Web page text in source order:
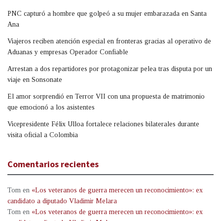
PNC capturó a hombre que golpeó a su mujer embarazada en Santa
Ana
Viajeros reciben atención especial en fronteras gracias al operativo de
Aduanas y empresas Operador Confiable
Arrestan a dos repartidores por protagonizar pelea tras disputa por un
viaje en Sonsonate
El amor sorprendió en Terror VII con una propuesta de matrimonio
que emocionó a los asistentes
Vicepresidente Félix Ulloa fortalece relaciones bilaterales durante
visita oficial a Colombia
Comentarios recientes
Tom en «Los veteranos de guerra merecen un reconocimiento»: ex
candidato a diputado Vladimir Melara
Tom en «Los veteranos de guerra merecen un reconocimiento»: ex